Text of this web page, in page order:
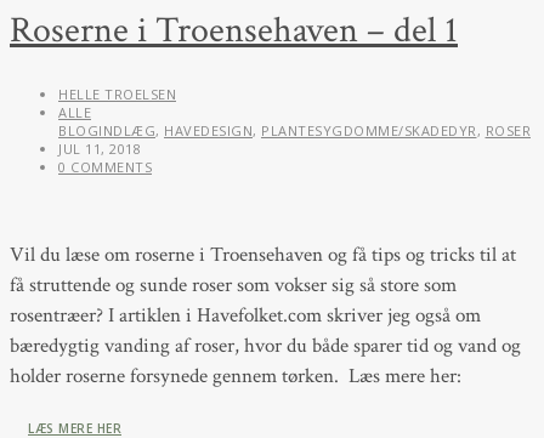
Roserne i Troensehaven – del 1
HELLE TROELSEN
ALLE
BLOGINDLÆG, HAVEDESIGN, PLANTESYGDOMME/SKADEDYR , ROSER
JUL 11, 2018
0 COMMENTS
Vil du læse om roserne i Troensehaven og få tips og tricks til at
få struttende og sunde roser som vokser sig så store som
rosentræer? I artiklen i Havefolket.com skriver jeg også om
bæredygtig vanding af roser, hvor du både sparer tid og vand og
holder roserne forsynede gennem tørken. Læs mere her:
LÆS MERE HER